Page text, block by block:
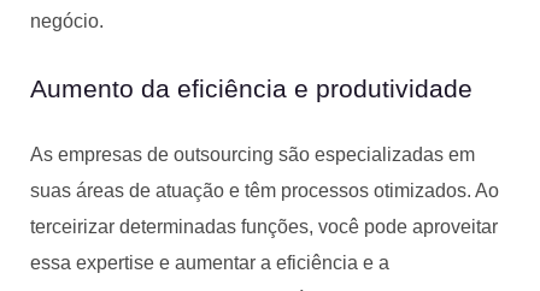
negócio.
Aumento da eficiência e produtividade
As empresas de outsourcing são especializadas em
suas áreas de atuação e têm processos otimizados. Ao
terceirizar determinadas funções, você pode aproveitar
essa expertise e aumentar a eficiência e a